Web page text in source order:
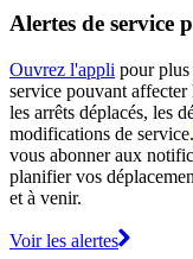
Alertes de service
Ouvrez l'appli pour
service pouvant
les arrêts déplacés, les
modifications de service.
vous abonner aux
planifier vos
et à venir.
Voir les alertes